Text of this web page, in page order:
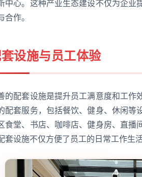
中心。这种产业生态建设不仅为企业
合作。
设施与员工体验
的配套设施是提升员工满意度和工作
配套服务，包括餐饮、健身、休闲等
食堂、书店、咖啡店、健身房、直播
套设施不仅方便了员工的日常工作生